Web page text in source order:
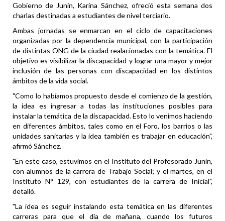
Gobierno de Junín, Karina Sánchez, ofreció esta semana dos
charlas destinadas a estudiantes de nivel terciario.
Ambas jornadas se enmarcan en el ciclo de capacitaciones
organizadas por la dependencia municipal, con la participación
de distintas ONG de la ciudad realacionadas con la temática. El
objetivo es visibilizar la discapacidad y lograr una mayor y mejor
inclusión de las personas con discapacidad en los distintos
ámbitos de la vida social.
"Como lo habíamos propuesto desde el comienzo de la gestión,
la idea es ingresar a todas las instituciones posibles para
instalar la temática de la discapacidad. Esto lo venimos haciendo
en diferentes ámbitos, tales como en el Foro, los barrios o las
unidades sanitarias y la idea también es trabajar en educación",
afirmó Sánchez.
"En este caso, estuvimos en el Instituto del Profesorado Junín,
con alumnos de la carrera de Trabajo Social; y el martes, en el
Instituto N° 129, con estudiantes de la carrera de Inicial",
detalló.
"La idea es seguir instalando esta temática en las diferentes
carreras para que el día de mañana, cuando los futuros